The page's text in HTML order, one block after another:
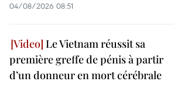
04/08/2026 08:51
Le Vietnam réussit sa
première greffe de pénis à partir
d’un donneur en mort cérébrale